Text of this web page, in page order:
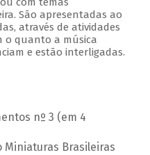
São apresentadas ao
através de atividades
o quanto a música
e estão interligadas.
nº 3 (em 4
Miniaturas Brasileiras